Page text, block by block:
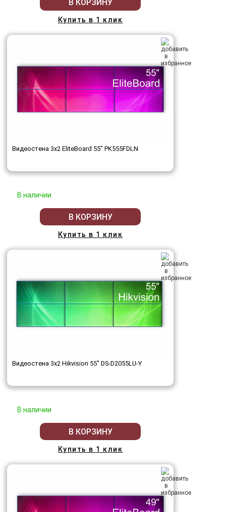
В КОРЗИНУ
Купить в 1 клик
Видеостена 3x2 EliteBoard 55" PK555FDLN
В наличии
В КОРЗИНУ
Купить в 1 клик
Видеостена 3x2 Hikvision 55" DS-D2055LU-Y
В наличии
В КОРЗИНУ
Купить в 1 клик